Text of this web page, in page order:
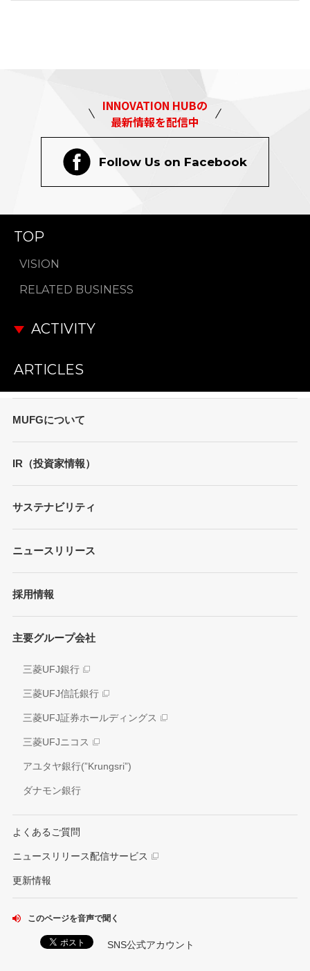
INNOVATION HUBの
最新情報を配信中
Follow Us on Facebook
TOP
VISION
RELATED BUSINESS
ACTIVITY
ARTICLES
MUFGについて
トップメッセージ
MUFGブランド
ガバナンス
事業内容
IR（投資家情報）
財務情報
債券・格付情報
個人投資家の皆さまへ
各種レポート
アナリスト情報
電子公告
情報開示方針
IRお問い合わせ窓口
サステナビリティ
各種レポート/データ/インデックス
方針/ガイドライン
イニシアティブへの参画
環境
社会
ガバナンス
外部評価
社会貢献活動
ニュースリリース
採用情報
主要グループ会社
三菱UFJ銀行
三菱UFJ信託銀行
三菱UFJ証券ホールディングス
三菱UFJニコス
アユタヤ銀行(”Krungsri”)
ダナモン銀行
よくあるご質問
ニュースリリース配信サービス
更新情報
このページを音声で聞く
SNS公式アカウント